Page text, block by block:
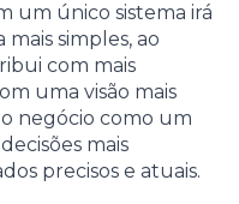
um único sistema irá
simples, ao
com mais
uma visão mais
negócio como um
mais
precisos e atuais.